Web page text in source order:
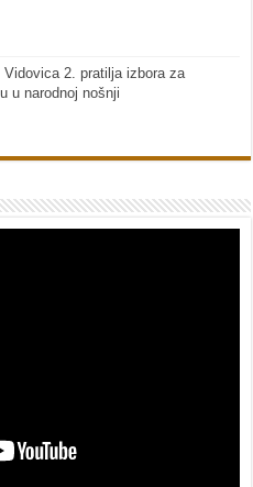
Vidovica 2. pratilja izbora za
u narodnoj nošnji